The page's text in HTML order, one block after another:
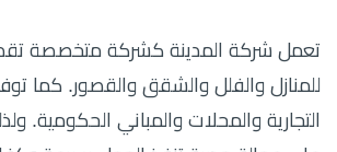
تعمل شركة المدينة كشركة متخصصة
للمنازل والفلل والشقق والقصور. كما
التجارية والمحلات والمباني الحكومية.